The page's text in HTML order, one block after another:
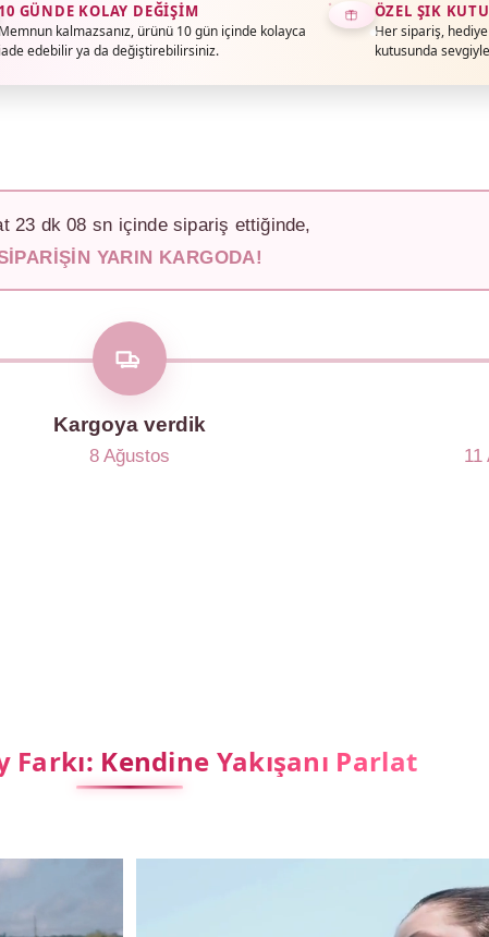
10 GÜNDE KOLAY DEĞIŞIM
Memnun kalmazsanız, ürünü 10 gün içinde kolayca
iade edebilir ya da değiştirebilirsiniz.
ÖZEL ŞIK
Her sipariş,
kutusunda
23 dk06 sn içinde sipariş ettiğinde,
YARIN KARGODA!
Kargoya verdik
8 Ağustos 11
Kendine Yakışanı Parlat